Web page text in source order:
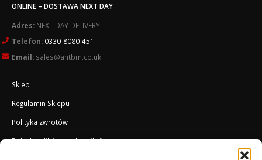
ONLINE – DOSTAWA NEXT DAY
Adres: NEXT DAY DELIVERY
Telefon: 0330-8080-451
Email: sales@antbm.co.uk
Sklep
Regulamin Sklepu
Polityka zwrotów
Polityka plików cookies (UK)